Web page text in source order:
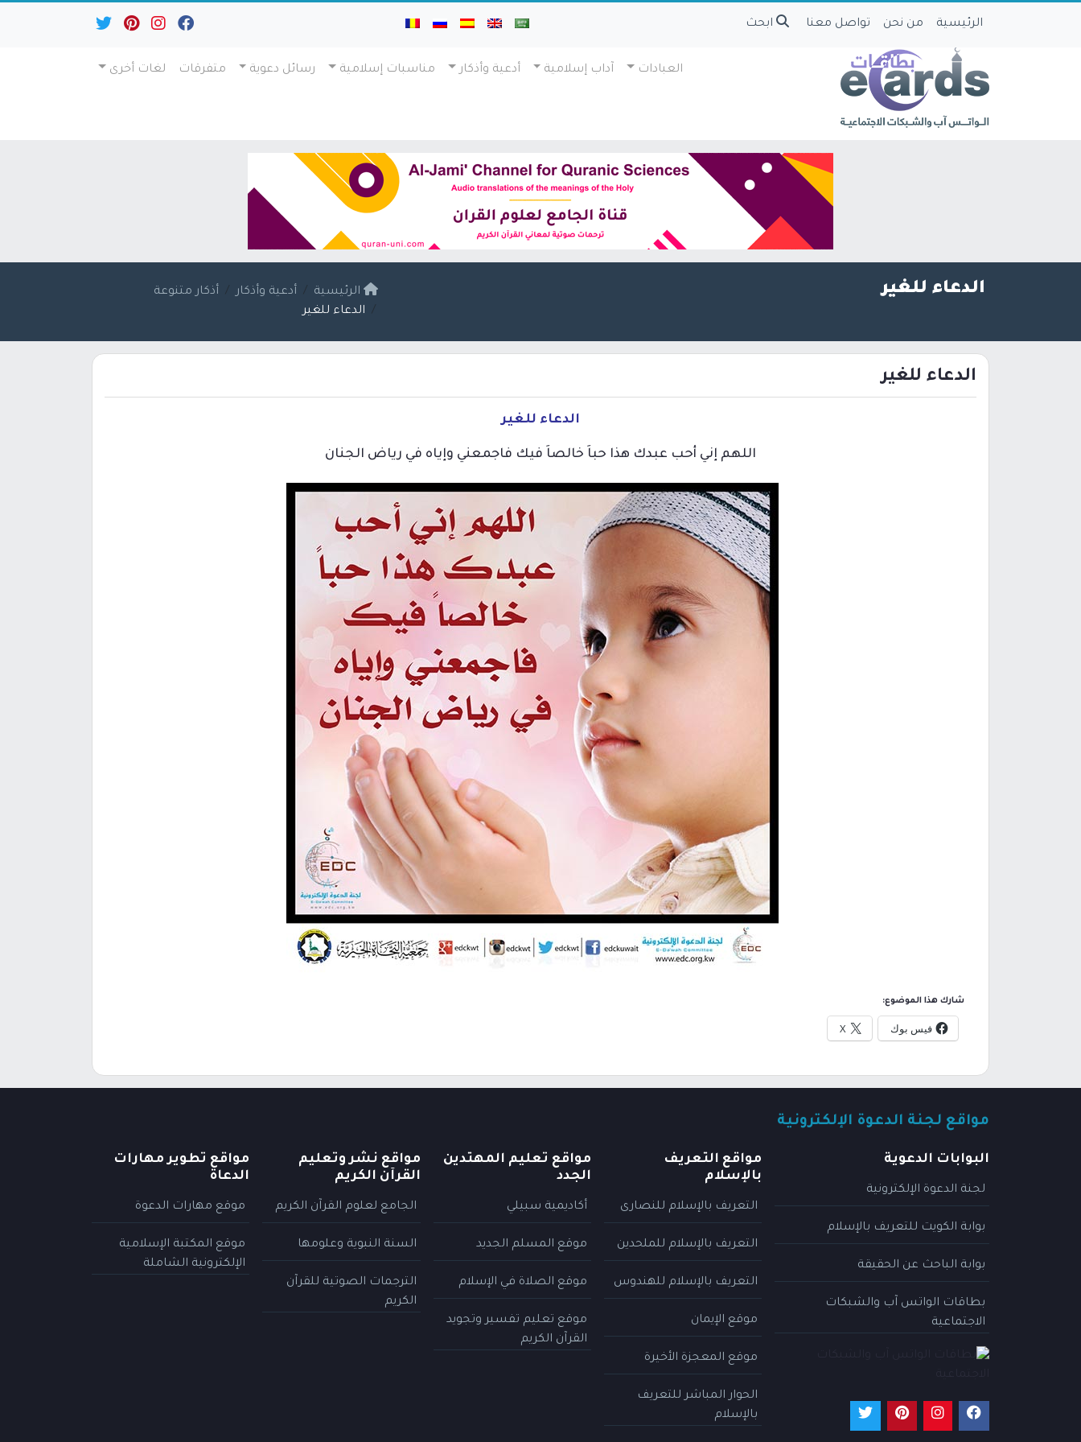
الرئيسية من نحن تواصل معنا ابحث
العبادات آداب إسلامية أدعية وأذكار مناسبات إسلامية رسائل دعوية متفرقات لغات أخرى
الدعاء للغير الرئيسية أدعية وأذكار
أذكار متنوعة
الدعاء للغير
الدعاء للغير
الدعاء للغير
اللهم إني أحب عبدك هذا حباَ خالصاَ فيك فاجمعني وإياه في رياض الجنان
شارك هذا الموضوع:
فيس بوك X
مواقع لجنة الدعوة الإلكترونية
البوابات الدعوية
لجنة الدعوة الإلكترونية
بوابة الكويت للتعريف بالإسلام
بوابة الباحث عن الحقيقة
بطاقات الواتس آب والشبكات
الاجتماعية
مواقع التعريف
بالإسلام
التعريف بالإسلام للنصارى
التعريف بالإسلام للملحدين
التعريف بالإسلام للهندوس
موقع الإيمان
موقع المعجزة الأخيرة
الحوار المباشر للتعريف
بالإسلام
مواقع تعليم المهتدين
الجدد
أكاديمية سبيلي
موقع المسلم الجديد
موقع الصلاة في الإسلام
موقع تعليم تفسير وتجويد
القرآن الكريم
مواقع نشر وتعليم
القرآن الكريم
الجامع لعلوم القرآن الكريم
السنة النبوية وعلومها
الترجمات الصوتية للقرآن
الكريم
مواقع تطوير مهارات
الدعاة
موقع مهارات الدعوة
موقع المكتبة الإسلامية
الإلكترونية الشاملة